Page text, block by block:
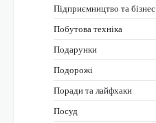
Підприємництво та бізнес
Побутова техніка
Подарунки
Подорожі
Поради та лайфхаки
Посуд